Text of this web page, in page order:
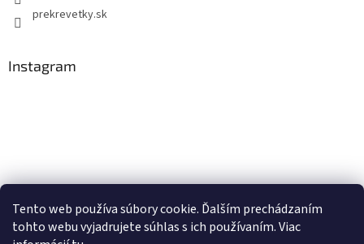
Tento web používa súbory cookie. Ďalším prechádzaním
tohto webu vyjadrujete súhlas s ich používaním. Viac
prekrevetky.sk
Instagram
Sledovať na Instagrame